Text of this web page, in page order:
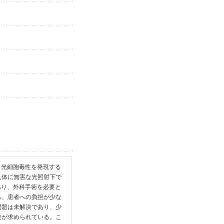
細胞毒性を発現する
に無害な光照射下で
、外科手術を必要と
患者への負担が少な
は未解決であり、少
求められている。こ